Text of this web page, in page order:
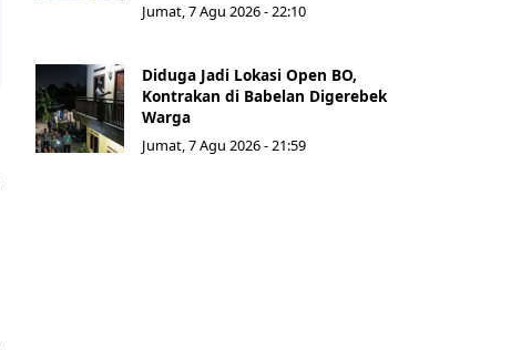
Jumat, 7 Agu 2026 - 22:10
Diduga Jadi Lokasi Open BO,
Kontrakan di Babelan Digerebek
Warga
Jumat, 7 Agu 2026 - 21:59